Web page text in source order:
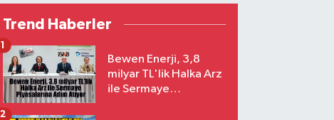
Trend Haberler
Bewen Enerji, 3,8
milyar TL'lik Halka Arz
ile Sermaye
1
2